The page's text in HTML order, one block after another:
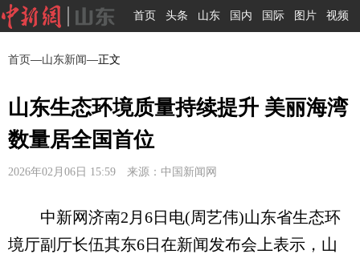
首页 头条 山东 国内 国际 图片 视频
首页—山东新闻—正文
山东生态环境质量持续提升 美丽海湾
数量居全国首位
2026年02月06日 15:59 来源：中国新闻网
中新网济南2月6日电(周艺伟)山东省生态环
境厅副厅长伍其东6日在新闻发布会上表示，山